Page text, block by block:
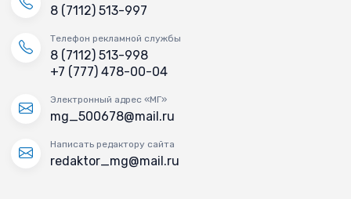
8 (7112) 513-997
Телефон рекламной службы
8 (7112) 513-998
+7 (777) 478-00-04
Электронный адрес «МГ»
mg_500678@mail.ru
Написать редактору сайта
redaktor_mg@mail.ru